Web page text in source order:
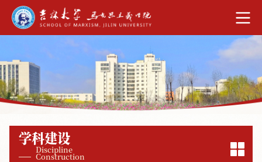
学科建设
Discipline
Construction